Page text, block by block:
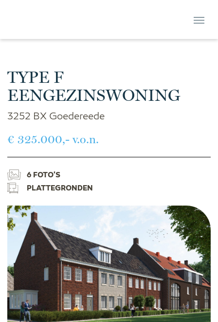
TYPE F
EENGEZINSWONING
3252 BX Goedereede
€ 325.000,- v.o.n.
6 FOTO'S
PLATTEGRONDEN